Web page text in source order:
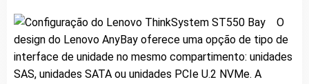
O
design do Lenovo AnyBay oferece uma opção de tipo de
interface de unidade no mesmo compartimento: unidades
SAS, unidades SATA ou unidades PCIe U.2 NVMe. A